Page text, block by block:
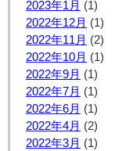
2023年1月 (1)
2022年12月 (1)
2022年11月 (2)
2022年10月 (1)
2022年9月 (1)
2022年7月 (1)
2022年6月 (1)
2022年4月 (2)
2022年3月 (1)